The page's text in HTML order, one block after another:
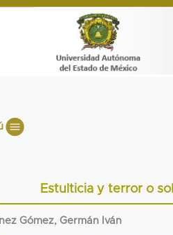
Estulticia y terror o
Gómez, Germán Iván